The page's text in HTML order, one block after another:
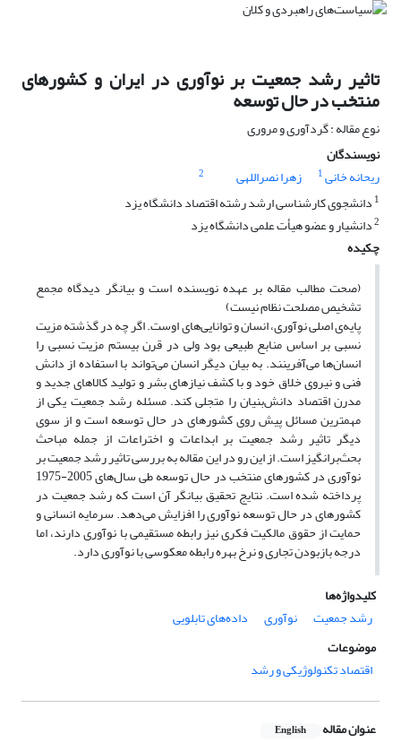
تاثیر رشد جمعیت بر نوآوری در ایران و کشورهای
منتخب در حال توسعه
نوع مقاله : گردآوری و مروری
نویسندگان
ریحانه خانی1 زهرا نصراللهی
2
1 دانشجوی کارشناسی ارشد رشته اقتصاد دانشگاه یزد
2دانشیار و عضو هیأت علمی دانشگاه یزد
چکیده
(صحت مطالب مقاله بر عهده نویسنده است و بیانگر دیدگاه مجمع
تشخیص مصلحت نظام نیست)
پایه‌ی اصلی نوآوری، انسان و توانایی‌های اوست. اگر چه در گذشته مزیت
نسبی بر اساس منابع طبیعی بود ولی در قرن بیستم مزیت نسبی را
انسان‌ها می‌آفرینند. به بیان دیگر انسان می‌تواند با استفاده از دانش
فنی و نیروی خلاق خود و با کشف نیازهای بشر و تولید کالاهای جدید و
مدرن اقتصاد دانش‌بنیان را متجلی کند. مسئله رشد جمعیت یکی از
مهمترین مسائل پیش روی کشورهای در حال توسعه است و از سوی
دیگر تاثیر رشد جمعیت بر ابداعات و اختراعات از جمله مباحث
بحث‌برانگیز است. از این رو در این مقاله به بررسی تاثیر رشد جمعیت بر
نوآوری در کشورهای منتخب در حال توسعه طی سال‌های 2005-1975
پرداخته شده است. نتایج تحقیق بیانگر آن است که رشد جمعیت در
کشورهای در حال توسعه نوآوری را افزایش می‌دهد. سرمایه انسانی و
حمایت از حقوق مالکیت فکری نیز رابطه مستقیمی با نوآوری دارند، اما
درجه باز‌بودن تجاری و نرخ بهره رابطه معکوسی با نوآوری دارد.
کلیدواژه‌ها
رشد جمعیت
نوآوری
داده‌های تابلویی
موضوعات
اقتصاد تکنولوژیکی و رشد
عنوان مقاله English